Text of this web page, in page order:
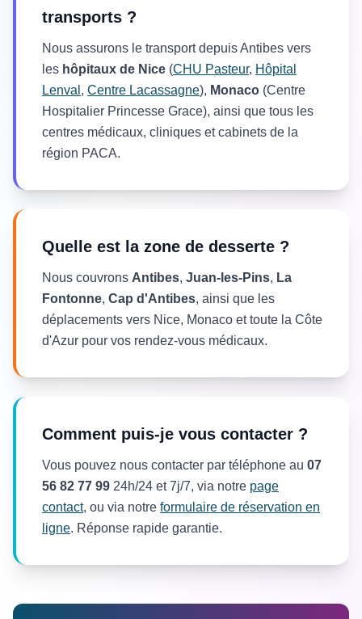
transports ?
Nous assurons le transport depuis Antibes vers
les hôpitaux de Nice (CHU Pasteur, Hôpital
Lenval , Centre Lacassagne), Monaco (Centre
Hospitalier Princesse Grace), ainsi que tous les
centres médicaux, cliniques et cabinets de la
région PACA.
Quelle est la zone de desserte ?
Nous couvrons Antibes, Juan-les-Pins, La
Fontonne, Cap d'Antibes, ainsi que les
déplacements vers Nice, Monaco et toute la Côte
d'Azur pour vos rendez-vous médicaux.
Comment puis-je vous contacter ?
Vous pouvez nous contacter par téléphone au 07
56 82 77 99 24h/24 et 7j/7, via notre page
contact, ou via notre formulaire de réservation en
ligne. Réponse rapide garantie.